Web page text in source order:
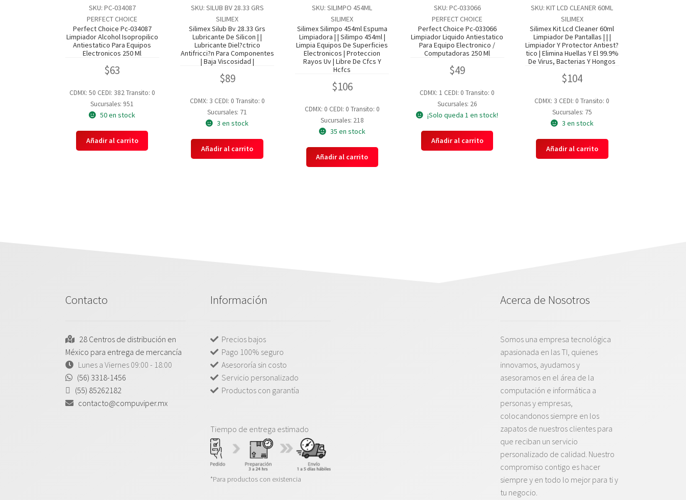
SKU: PC-034087
PERFECT CHOICE
Perfect Choice Pc-034087
Limpiador Alcohol Isopropilico
Antiestatico Para Equipos
Electronicos 250 Ml
$63
CDMX: 50 CEDI: 382Transito: 0
Sucursales: 951
50 en stock
Añadir al carrito
SKU: SILUB BV 28.33 GRS
SILIMEX
Silimex Silub Bv 28.33 Grs
Lubricante De Silicon | |
Lubricante Diel?ctrico
Antifricci?n Para Componentes
| Baja Viscosidad |
$89
CDMX: 3 CEDI: 0 Transito: 0
Sucursales: 71
3 en stock
Añadir al carrito
SKU: SILIMPO 454ML
SILIMEX
Silimex Silimpo 454ml Espuma
Limpiadora | | Silimpo 454ml |
Limpia Equipos De Superficies
Electronicos | Proteccion
Rayos Uv | Libre De Cfcs Y
Hcfcs
$106
CDMX: 0 CEDI: 0 Transito: 0
Sucursales: 218
35 en stock
Añadir al carrito
SKU: PC-033066
PERFECT CHOICE
Perfect Choice Pc-033066
Limpiador Liquido Antiestatico
Para Equipo Electronico /
Computadoras 250 Ml
$49
CDMX: 1 CEDI: 0Transito: 0
Sucursales: 26
¡Solo queda 1 en stock!
Añadir al carrito
SKU: KIT LCD CLEANER 60ML
SILIMEX
Silimex Kit Lcd Cleaner 60ml
Limpiador De Pantallas | | |
Limpiador Y Protector Antiest?
tico | Elimina Huellas Y El 99.9%
De Virus, Bacterias Y Hongos
$104
CDMX: 3 CEDI: 0Transito: 0
Sucursales: 75
3 en stock
Añadir al carrito
Contacto
28 Centros de distribución en
México para entrega de mercancía
Lunes a Viernes 09:00 - 18:00
(56) 3318-1456
(55) 85262182
contacto@compuviper.mx
Información
Precios bajos
Pago 100% seguro
Asesororía sin costo
Servicio personalizado
Productos con garantía
Tiempo de entrega estimado
*Para productos con existencia
Acerca de Nosotros
Somos una empresa tecnológica
apasionada en las TI, quienes
innovamos, ayudamos y
asesoramos en el área de la
computación e informática a
personas y empresas,
colocandonos siempre en los
zapatos de nuestros clientes para
que reciban un servicio
personalizado de calidad. Nuestro
compromiso contigo es hacer
siempre y en todo lo mejor para ti y
tu negocio.